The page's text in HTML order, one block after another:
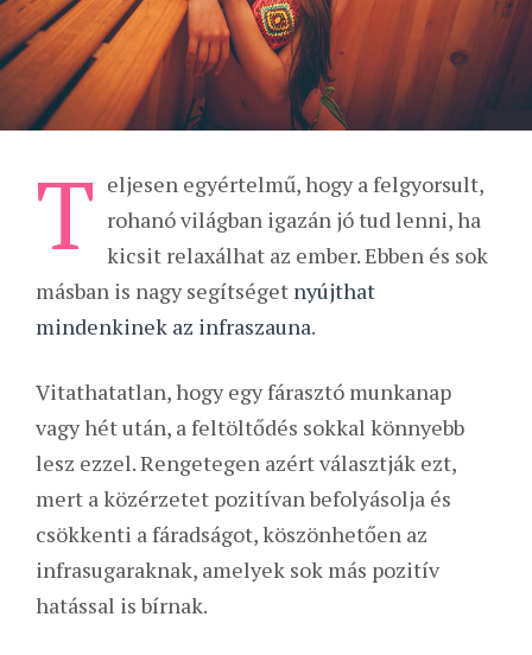
T eljesen egyértelmű, hogy a felgyorsult,
rohanó világban igazán jó tud lenni, ha
kicsit relaxálhat az ember. Ebben és sok
másban is nagy segítséget nyújthat
mindenkinek az infraszauna.
Vitathatatlan, hogy egy fárasztó munkanap
vagy hét után, a feltöltődés sokkal könnyebb
lesz ezzel. Rengetegen azért választják ezt,
mert a közérzetet pozitívan befolyásolja és
csökkenti a fáradságot, köszönhetően az
infrasugaraknak, amelyek sok más pozitív
hatással is bírnak.